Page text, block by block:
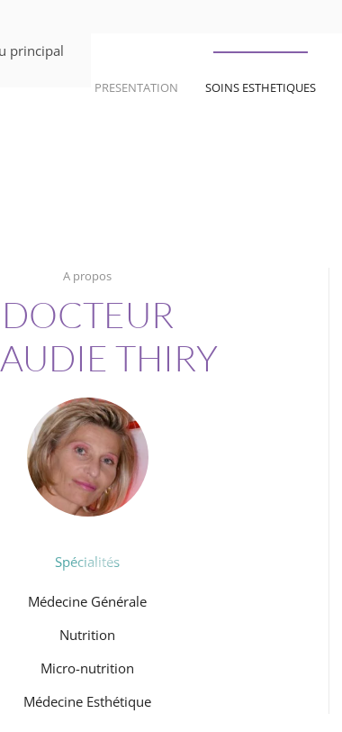
principal
PRESENTATION SOINS ESTHETIQUES
A propos
DOCTEUR
THIRY
Spécialités
Médecine Générale
Nutrition
Micro-nutrition
Médecine Esthétique